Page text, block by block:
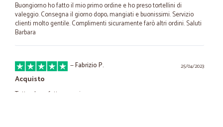
Buongiorno ho fatto il mio primo ordine e ho preso tortellini di
valeggio. Consegna il giorno dopo, mangiati e buonissimi. Servizio
clienti molto gentile. Complimenti sicuramente farò altri ordini. Saluti
Barbara
25/04/2023
—Fabrizio P.
Acquisto
Tutto ok, perfetto e preciso